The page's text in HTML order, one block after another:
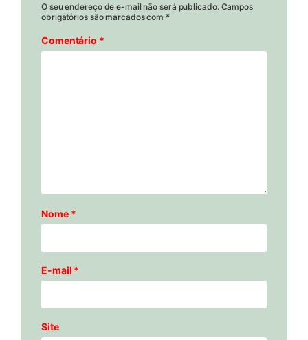
O seu endereço de e-mail não será publicado. Campos
obrigatórios são marcados com *
Comentário *
Nome *
E-mail *
Site